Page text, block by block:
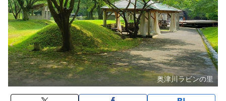
奥津川ラビンの里